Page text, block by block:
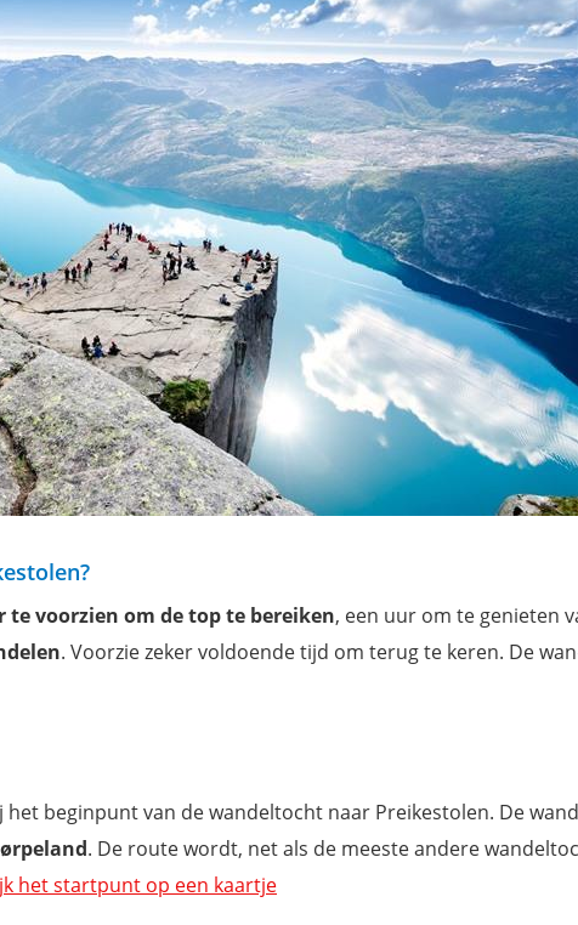
te voorzien om de top te bereiken, een uur om te genieten
. Voorzie zeker voldoende tijd om terug te keren. De
beginpunt van de wandeltocht naar Preikestolen. De
. De route wordt, net als de meeste andere
het startpunt op een kaartje